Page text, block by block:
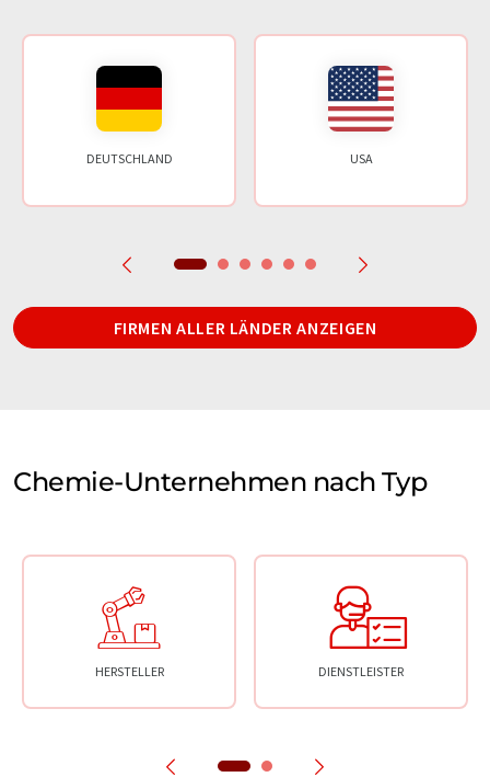
DEUTSCHLAND USA
FIRMEN ALLER LÄNDER ANZEIGEN
Chemie-Unternehmen nach Typ
HERSTELLER DIENSTLEISTER